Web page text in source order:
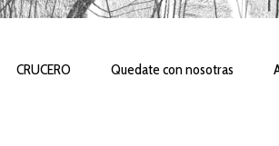
CRUCERO Quedate con nosotras